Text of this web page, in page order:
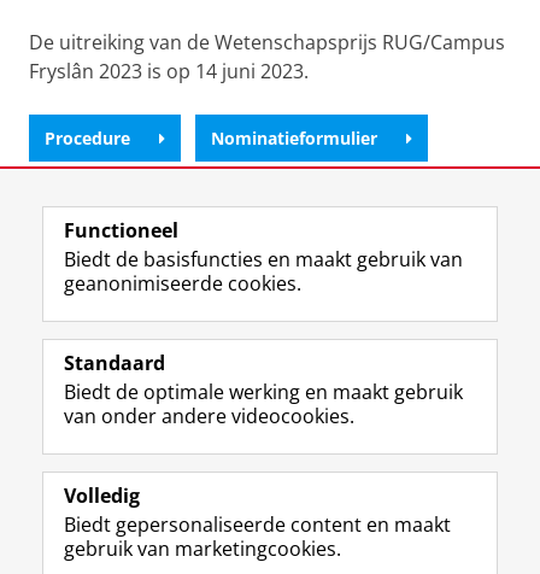
De uitreiking van de Wetenschapsprijs RUG/Campus
Fryslân 2023 is op 14 juni 2023.
Procedure Nominatieformulier
Laatst gewijzigd: 07 december 2022 13:49
Volg de RUG
F
a
e
b
o
p
a
L
i
k
e
I
-
p
R
S
-
f
e
R
I
n
t
r
m
Y
o
T
e
k
Studiekiezers
Alumni
Over ons
Functioneel
Biedt de basisfuncties en maakt gebruik van
geanonimiseerde cookies.
Standaard
Biedt de optimale werking en maakt gebruik
van onder andere videocookies.
Volledig
Biedt gepersonaliseerde content en maakt
gebruik van marketingcookies.